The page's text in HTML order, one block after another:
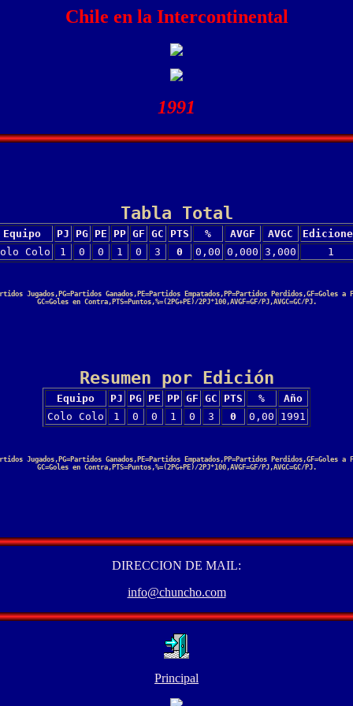
Chile en la Intercontinental
1991
Tabla Total
Equipo PJ PG PE PP GF GC PTS % AVGF AVGC
Colo
1 0 0 1 0 3 0 0,00 0,000 3,000 1
Jugados,PG=Partidos Ganados,PE=Partidos Empatados,PP=Partidos Perdidos,GF=Goles a
GC=Goles en Contra,PTS=Puntos,%=(2PG+PE)/2PJ*100,AVGF=GF/PJ,AVGC=GC/PJ.
Resumen por Edición
Equipo PJ PG PE PP GF GC PTS %
Año
Colo Colo
1 0 0 1 0 3 0 0,00 1991
Jugados,PG=Partidos Ganados,PE=Partidos Empatados,PP=Partidos Perdidos,GF=Goles a
GC=Goles en Contra,PTS=Puntos,%=(2PG+PE)/2PJ*100,AVGF=GF/PJ,AVGC=GC/PJ.
DIRECCION DE MAIL:
info@chuncho.com
Principal